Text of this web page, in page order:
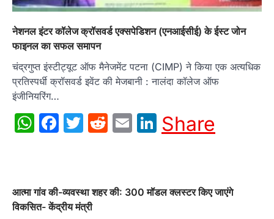
नेशनल इंटर कॉलेज क्रॉसवर्ड एक्सपेडिशन (एनआईसीई) के ईस्ट जोन
फाइनल का सफल समापन
चंद्रगुप्त इंस्टीट्यूट ऑफ मैनेजमेंट पटना (CIMP) ने किया एक अत्यधिक
प्रतिस्पर्धी क्रॉसवर्ड इवेंट की मेजबानी : नालंदा कॉलेज ऑफ
इंजीनियरिंग…
WhatsApp
Facebook
Twitter
Reddit
EmailLinkedIn
Share
आत्मा गांव की-व्यवस्था शहर की: 300 मॉडल क्लस्टर किए जाएंगे
विकसित- केंद्रीय मंत्री